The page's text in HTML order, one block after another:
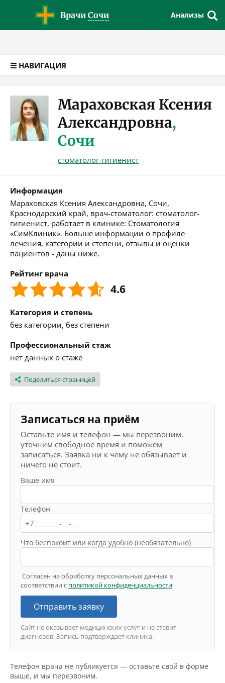
Врачи Сочи Анализы
☰ НАВИГАЦИЯ
Мараховская Ксения
Александровна,
Сочи
стоматолог-гигиенист
Информация
Мараховская Ксения Александровна, Сочи,
Краснодарский край, врач-стоматолог: стоматолог-
гигиенист, работает в клинике: Стоматология
«СимКлиник». Больше информации о профиле
лечения, категории и степени, отзывы и оценки
пациентов - даны ниже.
Рейтинг врача
4.6
Категория и степень
без категории, без степени
Профессиональный стаж
нет данных о стаже
Поделиться страницей
Записаться на приём
Оставьте имя и телефон — мы перезвоним,
уточним свободное время и поможем
записаться. Заявка ни к чему не обязывает и
ничего не стоит.
Ваше имя
Телефон
Что беспокоит или когда удобно (необязательно)
Согласен на обработку персональных данных в
соответствии с политикой конфиденциальности
Отправить заявку
Сайт не оказывает медицинских услуг и не ставит
диагнозов. Запись подтверждает клиника.
Телефон врача не публикуется — оставьте свой в форме
выше, и мы перезвоним.